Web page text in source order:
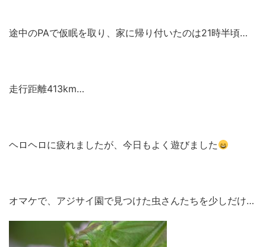
途中のPAで仮眠を取り、家に帰り付いたのは21時半頃…
走行距離413km…
ヘロヘロに疲れましたが、今日もよく遊びました
オマケで、アジサイ園で見つけた虫さんたちを少しだけ…